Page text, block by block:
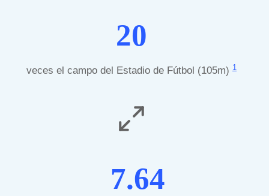
20
veces el campo del Estadio de Fútbol (105m) 1
7.64